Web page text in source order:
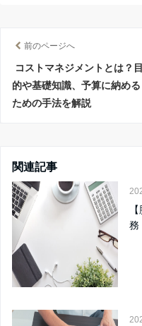
前のページへ
コストマネジメントとは？目
的や基礎知識、予算に納める
ための手法を解説
関連記事
務